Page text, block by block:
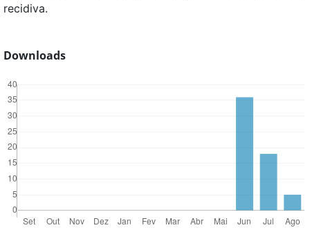
recidiva.
Downloads